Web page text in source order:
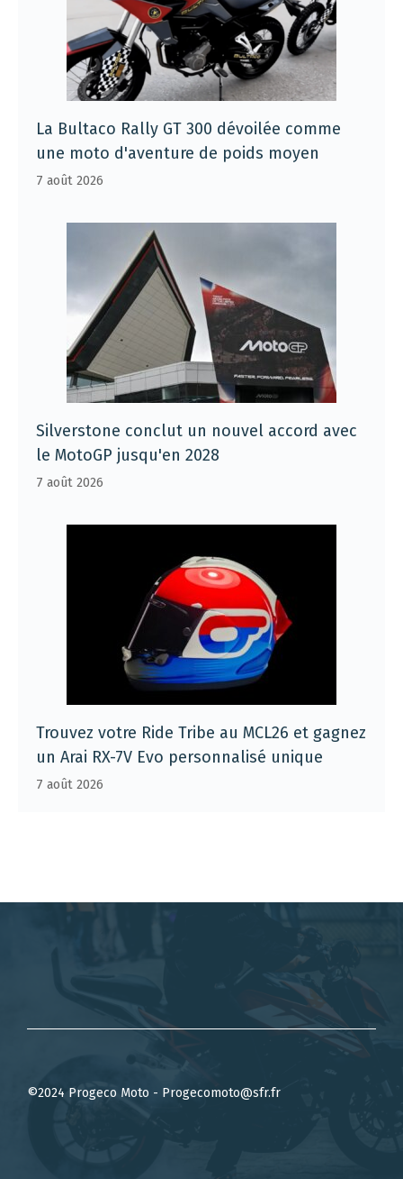
La Bultaco Rally GT 300 dévoilée comme
une moto d'aventure de poids moyen
7 août 2026
Silverstone conclut un nouvel accord avec
le MotoGP jusqu'en 2028
7 août 2026
Trouvez votre Ride Tribe au MCL26 et gagnez
un Arai RX-7V Evo personnalisé unique
7 août 2026
©2024 Progeco Moto - Progecomoto@sfr.fr